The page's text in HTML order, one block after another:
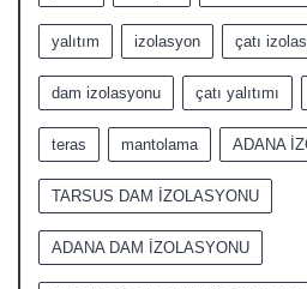
yalıtım izolasyon çatı
dam izolasyonu çatı yalıtımı
teras mantolama ADANA
TARSUS DAM İZOLASYONU
ADANA DAM İZOLASYONU